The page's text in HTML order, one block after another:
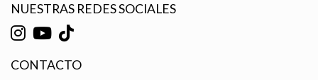
NUESTRAS REDES SOCIALES
CONTACTO